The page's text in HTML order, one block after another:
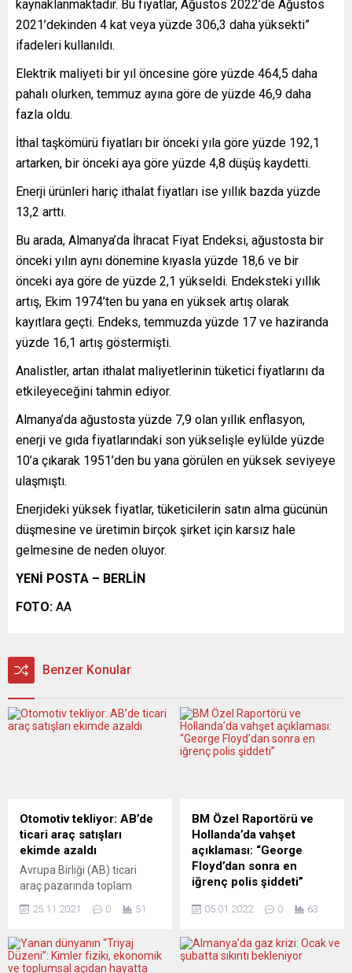
kaynaklanmaktadır. Bu fiyatlar, Ağustos 2022’de Ağustos
2021’dekinden 4 kat veya yüzde 306,3 daha yüksekti”
ifadeleri kullanıldı.
Elektrik maliyeti bir yıl öncesine göre yüzde 464,5 daha
pahalı olurken, temmuz ayına göre de yüzde 46,9 daha
fazla oldu.
İthal taşkömürü fiyatları bir önceki yıla göre yüzde 192,1
artarken, bir önceki aya göre yüzde 4,8 düşüş kaydetti.
Enerji ürünleri hariç ithalat fiyatları ise yıllık bazda yüzde
13,2 arttı.
Bu arada, Almanya’da İhracat Fiyat Endeksi, ağustosta bir
önceki yılın aynı dönemine kıyasla yüzde 18,6 ve bir
önceki aya göre de yüzde 2,1 yükseldi. Endeksteki yıllık
artış, Ekim 1974’ten bu yana en yüksek artış olarak
kayıtlara geçti. Endeks, temmuzda yüzde 17 ve haziranda
yüzde 16,1 artış göstermişti.
Analistler, artan ithalat maliyetlerinin tüketici fiyatlarını da
etkileyeceğini tahmin ediyor.
Almanya’da ağustosta yüzde 7,9 olan yıllık enflasyon,
enerji ve gıda fiyatlarındaki son yükselişle eylülde yüzde
10’a çıkarak 1951’den bu yana görülen en yüksek seviyeye
ulaşmıştı.
Enerjideki yüksek fiyatlar, tüketicilerin satın alma gücünün
düşmesine ve üretimin birçok şirket için karsız hale
gelmesine de neden oluyor.
YENİ POSTA – BERLİN
FOTO: AA
Benzer Konular
Otomotiv tekliyor: AB’de
ticari araç satışları
ekimde azaldı
Avrupa Birliği (AB) ticari
araç pazarında toplam
satışlar ekimde geçen yılın
aynı dönemine göre yüzde
Otomobil Üreticileri Birliği
(ACEA), AB ülkelerinin ekim
25.11.2021 0 51
BM Özel Raportörü ve
Hollanda’da vahşet
açıklaması: “George
Floyd’dan sonra en
iğrenç polis şiddeti”
Birleşmiş Milletler (BM)
İşkenceyle Mücadele Özel
Hollanda’da polisin, Covid-19
05.01.2022 0 63